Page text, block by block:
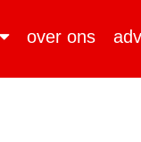
over ons